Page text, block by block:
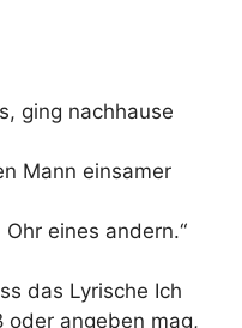
ging nachhause
Mann einsamer
eines andern.“
das Lyrische Ich
oder angeben mag,